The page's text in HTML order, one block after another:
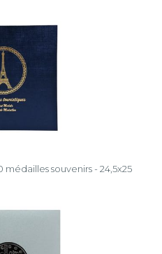
souvenirs - 24,5x25